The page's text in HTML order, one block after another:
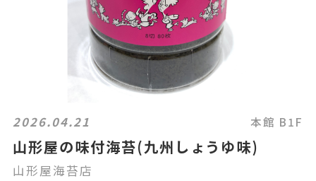
2026.04.21 本館 B1F
山形屋の味付海苔(九州しょうゆ味)
山形屋海苔店